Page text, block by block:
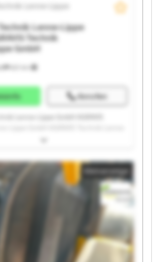
Lenne-Lippe
Lenne-Lippe
Technik
GmbH
Anrufen
Lenne-Lippe GmbH AGRAVIS
Technik Lenne-Lippe GmbH
Lippe GmbH AGRAVIS Technik Lenne-
Technik Lenne-Lippe GmbH
Lenne-Lippe GmbH AGRAVIS
Lippe GmbH AGRAVIS Technik Lenne-
Technik Lenne-Lippe GmbH
Lenne-Lippe GmbH AGRAVIS
Lippe GmbH AGRAVIS Technik Lenne-
AGRAVIS Technik Lenne-Lippe GmbH
Lenne-Lippe GmbH AGRAVIS
Lippe GmbH AGRAVIS Technik Lenne-
Kleinanzeige